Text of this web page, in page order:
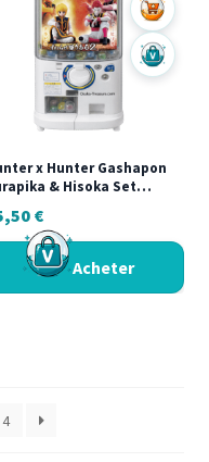
Ajouter
Acheter
x Hunter Gashapon
& Hisoka Set
Capsule
€
Acheter
4